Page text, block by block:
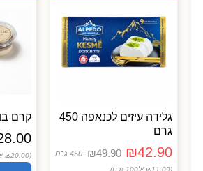
גלידה עיזים לכנאפה 450
גרם
₪49.90 ₪42.90 450 גרם
קרם
(₪20.00 /